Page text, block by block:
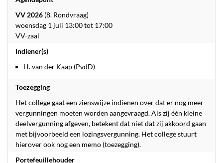
VV 2026 (8. Rondvraag)
woensdag 1 juli 13:00 tot 17:00
VV-zaal
Indiener(s)
H. van der Kaap (PvdD)
Toezegging
Het college gaat een zienswijze indienen over dat er nog meer
vergunningen moeten worden aangevraagd. Als zij één kleine
deelvergunning afgeven, betekent dat niet dat zij akkoord gaan
met bijvoorbeeld een lozingsvergunning. Het college stuurt
hierover ook nog een memo (toezegging).
Portefeuillehouder